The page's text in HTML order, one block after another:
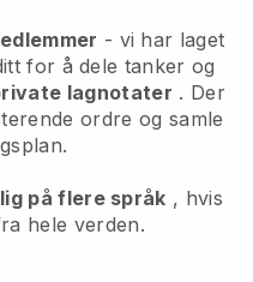
- vi har laget
for å dele tanker og
lagnotater . Der
ordre og samle
på flere språk , hvis
hele verden.